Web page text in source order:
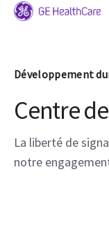
Développement
Centre
La liberté de
notre